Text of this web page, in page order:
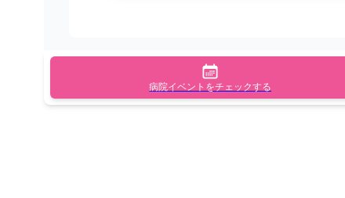
病院イベントをチェックする